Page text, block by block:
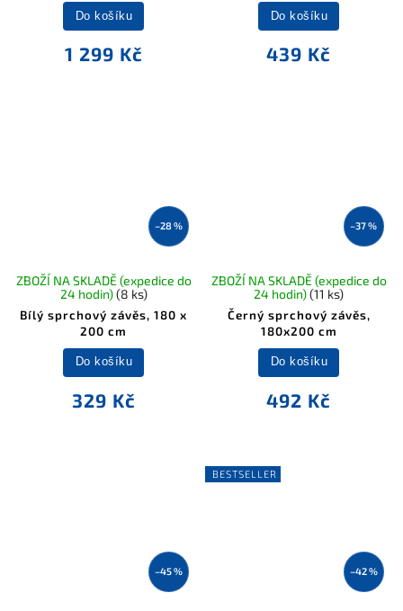
1 299 Kč
Do košíku
439 Kč
Do košíku
–28 %
Bílý sprchový závěs, 180 x
200 cm
ZBOŽÍ NA SKLADĚ (expedice do
24 hodin)(8 ks)
329 Kč
Do košíku
–37 %
Černý sprchový závěs,
180x200 cm
ZBOŽÍ NA SKLADĚ (expedice do
24 hodin)(11 ks)
492 Kč
Do košíku
–45 %
BESTSELLER
–42 %